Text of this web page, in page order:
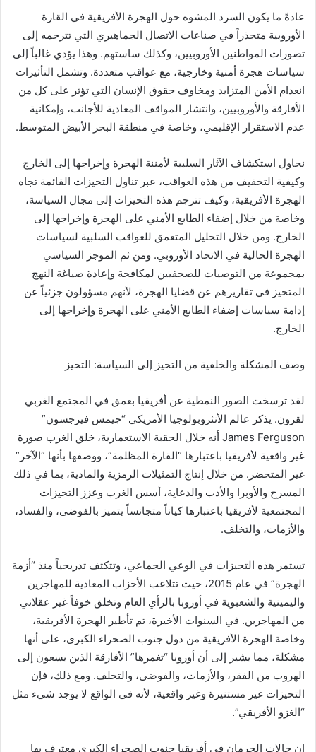
عادةً ما يكون السرد المشوه حول الهجرة الأفريقية في القارة
الأوروبية متجذراً في صناعات الاتصال الجماهيري التي تترجمه إلى
تصورات المواطنين الأوروبيين، وكذلك ساستهم. وهذا يؤدي غالباً إلى
سياسات هجرة أمنية وخارجية، مع عواقب متعددة. وتشمل التأثيرات
انعدام الأمن المتزايد ومخاوف حقوق الإنسان التي تؤثر على كل من
الأفارقة والأوروبيين، وانتشار المواقف المعادية للأجانب، وإمكانية
عدم الاستقرار الإقليمي، وخاصة في منطقة البحر الأبيض المتوسط.
نحاول استكشاف الآثار السلبية لأمننة الهجرة وإخراجها إلى الخارج
وكيفية التخفيف من هذه العواقب، عبر تناول التحيزات القائمة تجاه
الهجرة الأفريقية، وكيف تترجم هذه التحيزات إلى مجال السياسة،
وخاصة من خلال إضفاء الطابع الأمني على الهجرة وإخراجها إلى
الخارج. ومن خلال التحليل المتعمق للعواقب السلبية لسياسات
الهجرة الحالية في الاتحاد الأوروبي. ومن ثم الموجز السياسي
بمجموعة من التوصيات للصحفيين لمكافحة وإعادة صياغة النهج
المتحيز في تقاريرهم عن قضايا الهجرة، لأنهم مسؤولون جزئياً عن
إدامة سياسات إضفاء الطابع الأمني على الهجرة وإخراجها إلى
الخارج.
وصف المشكلة والخلفية من التحيز إلى السياسة: التحيز
لقد ترسخت الصور النمطية عن أفريقيا بعمق في المجتمع الغربي
لقرون. يذكر عالم الأنثروبولوجيا الأمريكي “جيمس فيرجسون”
James Ferguson أنه خلال الحقبة الاستعمارية، خلق الغرب صورة
غير واقعية لأفريقيا باعتبارها “القارة المظلمة”، ووصفها بأنها “الآخر”
غير المتحضر. من خلال إنتاج التمثيلات الرمزية والمادية، بما في ذلك
المسرح والأوبرا والأدب والدعاية، أسس الغرب وعزز التحيزات
المجتمعية لأفريقيا باعتبارها كياناً متجانساً يتميز بالفوضى، والفساد،
والأزمات، والتخلف.
تستمر هذه التحيزات في الوعي الجماعي، وتتكثف تدريجياً منذ “أزمة
الهجرة” في عام 2015، حيث تتلاعب الأحزاب المعادية للمهاجرين
واليمينية والشعبوية في أوروبا بالرأي العام وتخلق خوفاً غير عقلاني
من المهاجرين. في السنوات الأخيرة، تم تأطير الهجرة الأفريقية،
وخاصة الهجرة الأفريقية من دول جنوب الصحراء الكبرى، على أنها
مشكلة، مما يشير إلى أن أوروبا “تغمرها” الأفارقة الذين يسعون إلى
الهروب من الفقر، والأزمات، والفوضى، والتخلف. ومع ذلك، فإن
التحيزات غير مستنيرة وغير واقعية، لأنه في الواقع لا يوجد شيء مثل
“الغزو الأفريقي”.
إن حالات الحرمان في أفريقيا جنوب الصحراء الكبرى معترف بها